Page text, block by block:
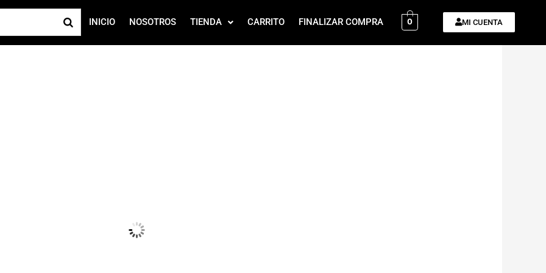
INICIO NOSOTROS TIENDA CARRITO FINALIZAR COMPRA 0 MI CUENTA